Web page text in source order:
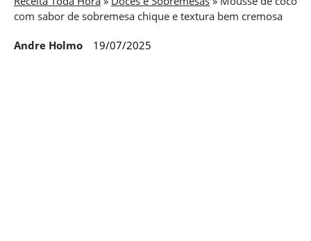
com sabor de sobremesa chique e textura bem cremosa
Andre Holmo 19/07/2025